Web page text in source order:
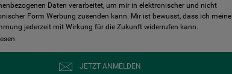
und herunterladen
Kontakt
Daten verarbeitet, um mir in elektronischer und nicht
Form Werbung zusenden kann. Mir ist bewusst, dass ich meine
jederzeit mit Wirkung für die Zukunft widerrufen kann.
JETZT ANMELDEN